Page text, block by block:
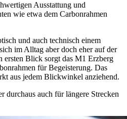
Ausstattung und
wie etwa dem Carbonrahmen
und auch technisch einem
im Alltag aber doch eher auf der
ersten Blick sorgt das M1 Erzberg
für Begeisterung. Das
aus jedem Blickwinkel anziehend.
durchaus auch für längere Strecken